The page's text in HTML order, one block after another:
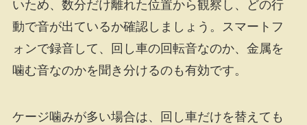
いため、数分だけ離れた位置から観察し、どの行
動で音が出ているか確認しましょう。スマートフ
ォンで録音して、回し車の回転音なのか、金属を
噛む音なのかを聞き分けるのも有効です。
ケージ噛みが多い場合は、回し車だけを替えても